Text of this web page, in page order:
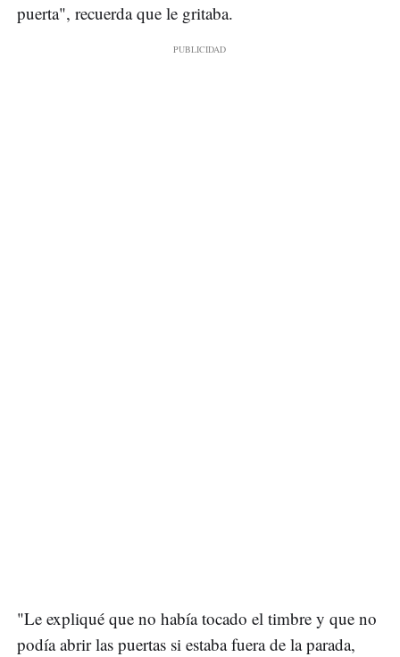
puerta", recuerda que le gritaba.
"Le expliqué que no había tocado el timbre y que no
podía abrir las puertas si estaba fuera de la parada,